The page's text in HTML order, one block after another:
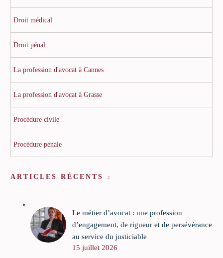
Droit médical
Droit pénal
La profession d'avocat à Cannes
La profession d'avocat à Grasse
Procédure civile
Procédure pénale
ARTICLES RÉCENTS
Le métier d’avocat : une profession
d’engagement, de rigueur et de persévérance
au service du justiciable
15 juillet 2026